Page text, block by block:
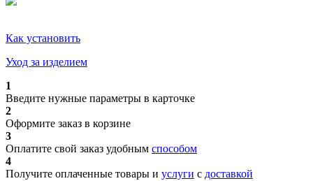
Как установить
Уход за изделием
1
Введите нужные параметры в карточке
2
Оформите заказ в корзине
3
Оплатите свой заказ удобным способом
4
Получите оплаченные товары и услуги с доставкой